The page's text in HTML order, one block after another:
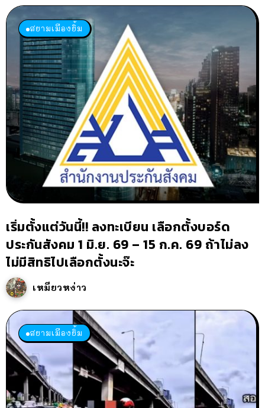
สยามเมืองยิ้ม
เริ่มตั้งแต่วันนี้!! ลงทะเบียน เลือกตั้งบอร์ด
ประกันสังคม 1 มิ.ย. 69 – 15 ก.ค. 69 ถ้าไม่ลง
ไม่มีสิทธิไปเลือกตั้งนะจ๊ะ
เหมียวหง่าว
สยามเมืองยิ้ม